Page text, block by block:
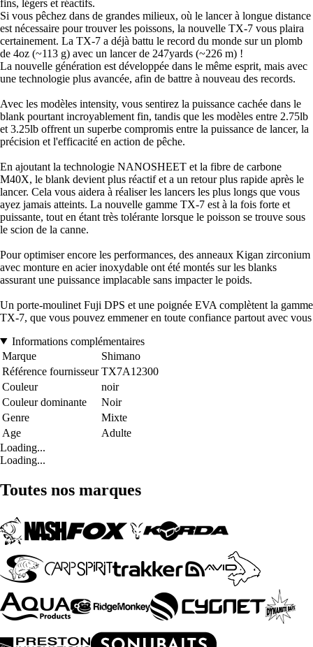
fins, légers et réactifs.
Si vous pêchez dans de grandes milieux, où le lancer à longue distance
est nécessaire pour trouver les poissons, la nouvelle TX-7 vous plaira
certainement. La TX-7 a déjà battu le record du monde sur un plomb
de 4oz (~113 g) avec un lancer de 247yards (~226 m) !
La nouvelle génération est développée dans le même esprit, mais avec
une technologie plus avancée, afin de battre à nouveau des records.
Avec les modèles intensity, vous sentirez la puissance cachée dans le
blank pourtant incroyablement fin, tandis que les modèles entre 2.75lb
et 3.25lb offrent un superbe compromis entre la puissance de lancer, la
précision et l'efficacité en action de pêche.
En ajoutant la technologie NANOSHEET et la fibre de carbone
M40X, le blank devient plus réactif et a un retour plus rapide après le
lancer. Cela vous aidera à réaliser les lancers les plus longs que vous
ayez jamais atteints. La nouvelle gamme TX-7 est à la fois forte et
puissante, tout en étant très tolérante lorsque le poisson se trouve sous
le scion de la canne.
Pour optimiser encore les performances, des anneaux Kigan zirconium
avec monture en acier inoxydable ont été montés sur les blanks
assurant une puissance implacable sans impacter le poids.
Un porte-moulinet Fuji DPS et une poignée EVA complètent la gamme
TX-7, que vous pouvez emmener en toute confiance partout avec vous
Informations complémentaires
Marque
Shimano
Référence fournisseur TX7A12300
Couleur
noir
Couleur dominante
Noir
Genre
Mixte
Age
Adulte
Loading...
Loading...
Toutes nos marques